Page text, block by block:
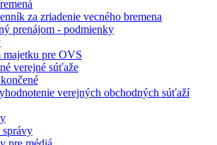
za zriadenie vecného bremena
prenájom - podmienky
majetku pre OVS
verejné súťaže
verejných obchodných súťaží
správy